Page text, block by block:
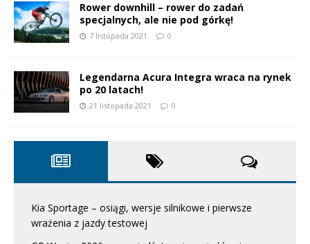
Rower downhill – rower do zadań
specjalnych, ale nie pod górkę!
7 listopada 2021 0
Legendarna Acura Integra wraca na rynek
po 20 latach!
21 listopada 2021 0
Kia Sportage – osiągi, wersje silnikowe i pierwsze
wrażenia z jazdy testowej